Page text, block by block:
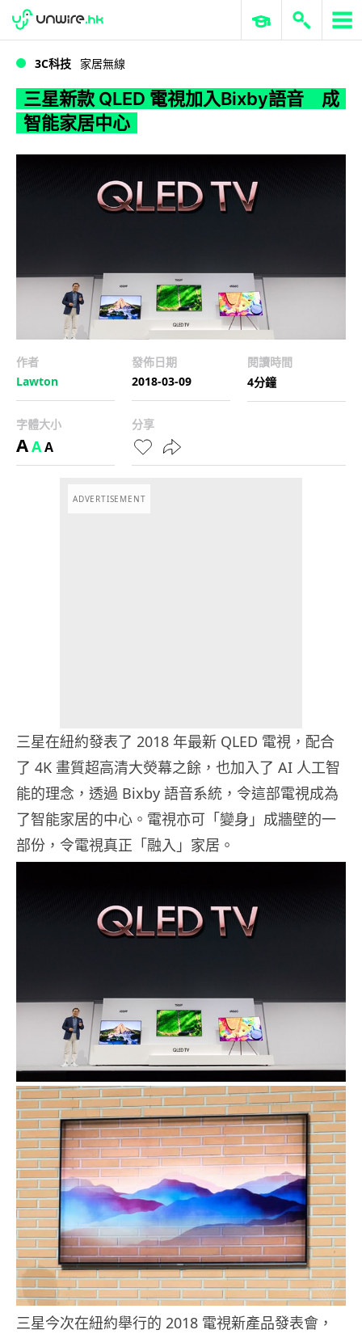
WWDC 2026 ERP 與商業 AI
3C科技 家居無線
三星新款 QLED 電視加入Bixby語音 成
智能家居中心
作者
Lawton
發佈日期
2018-03-09
閱讀時間
4分鐘
字體大小
AAA
分享
ADVERTISEMENT
三星在紐約發表了 2018 年最新 QLED 電視，配合
了 4K 畫質超高清大熒幕之餘，也加入了 AI 人工智
能的理念，透過 Bixby 語音系統，令這部電視成為
了智能家居的中心。電視亦可「變身」成牆壁的一
部份，令電視真正「融入」家居。
三星今次在紐約舉行的 2018 電視新產品發表會，